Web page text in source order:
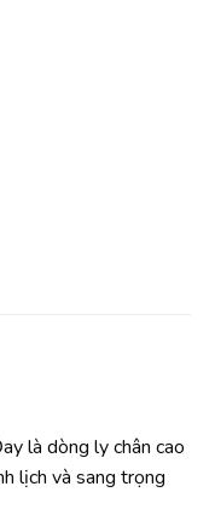
là dòng ly chân cao
lịch và sang trọng